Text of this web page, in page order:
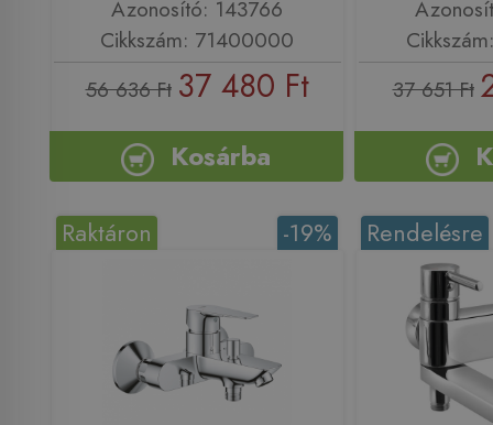
Azonosító: 143766
Cikkszám: 71400000
56 636 Ft 37 480 Ft
Kosárba
37 651 Ft
-19%
Raktáron Rendelésre